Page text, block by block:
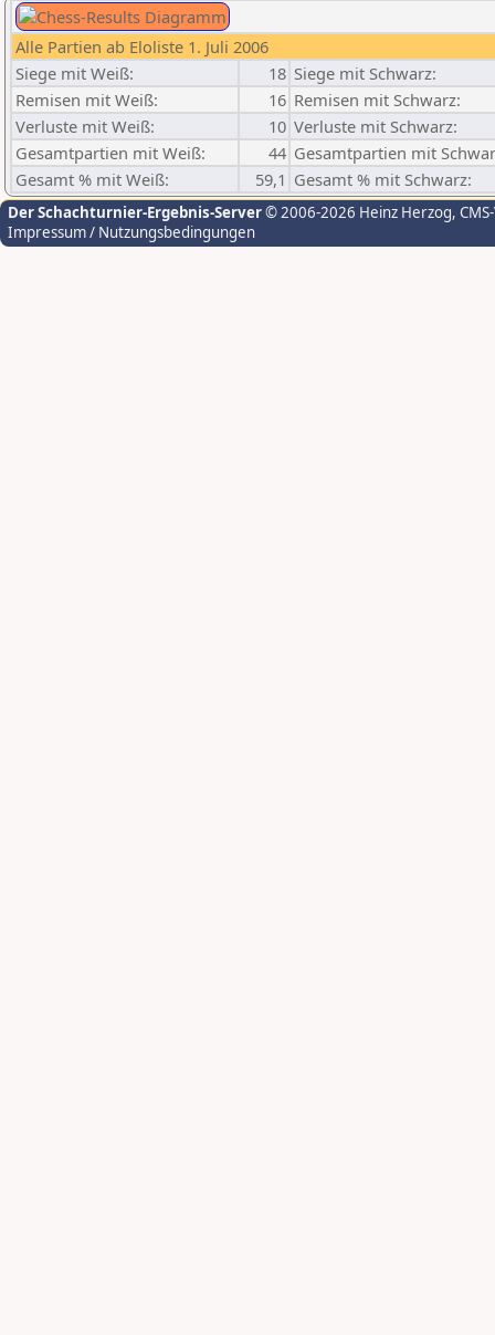
Alle Partien ab Eloliste 1. Juli 2006
Siege mit Weiß:
18 Siege mit Schwarz:
Remisen mit Weiß:
16 Remisen mit Schwarz:
Verluste mit Weiß:
10 Verluste mit Schwarz:
Gesamtpartien mit Weiß:
44 Gesamtpartien mit
Gesamt % mit Weiß:
59,1 Gesamt % mit Schwarz:
Der Schachturnier-Ergebnis-Server© 2006-2026 Heinz Herzog,
Impressum / Nutzungsbedingungen